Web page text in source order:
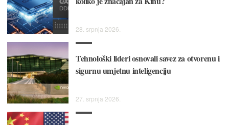
28. srpnja 2026.
Tehnološki lideri osnovali savez za otvorenu i
sigurnu umjetnu inteligenciju
27. srpnja 2026.